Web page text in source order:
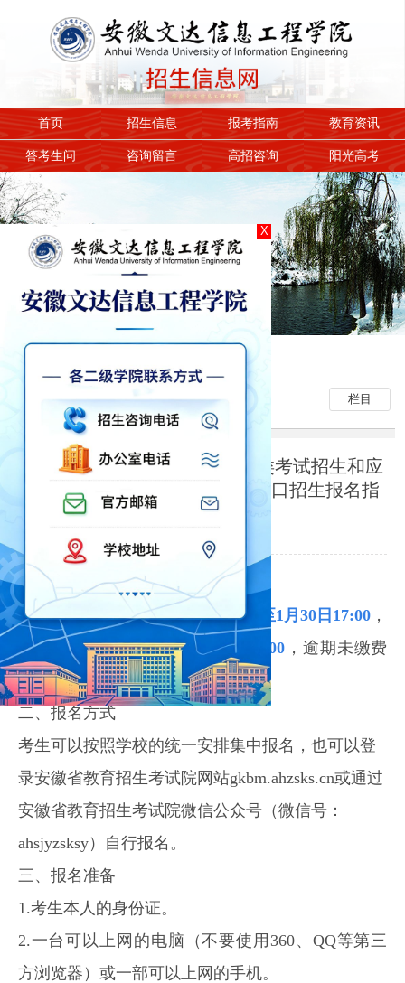
X
首页 招生信息 报考指南 教育资讯
答考生问 咨询留言 高招咨询 阳光高考
栏目
教育资讯
安徽省2026年高等职业院校分类考试招生和应
用型本科高校面向中职毕业生对口招生报名指
2026-01-26
一、报名缴费时间
报名时间段为2026年1月26日10:00至1月30日17:00 ，
缴费截止时间为2026年1月31日17:00 ，逾期未缴费
考生视为放弃报名。
二、报名方式
考生可以按照学校的统一安排集中报名，也可以登
录安徽省教育招生考试院网站gkbm.ahzsks.cn或通过
安徽省教育招生考试院微信公众号（微信号：
ahsjyzsksy）自行报名。
三、报名准备
1.考生本人的身份证。
2.一台可以上网的电脑（不要使用360、QQ等第三
方浏览器）或一部可以上网的手机。